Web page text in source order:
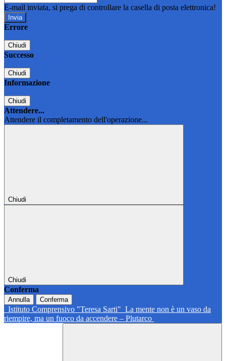
E-mail inviata, si prega di controllare la casella di posta elettronica!
Errore
Chiudi
Successo
Chiudi
Informazione
Chiudi
Attendere...
Attendere il completamento dell'operazione...
Chiudi
Chiudi
Conferma
Annulla Conferma
Istituto Comprensivo "Teresa Sarti" La mente non è un vaso da
riempire, ma un fuoco da accendere – Plutarco